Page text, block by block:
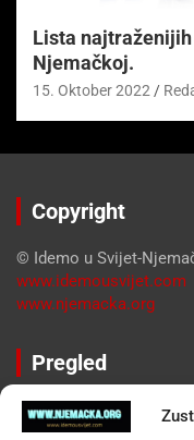
Lista
Njemačkoj.
15. Oktober 2022
Copyright
© Idemo u Svijet-
www.idemousvijet.com
www.njemacka.org
Pregled
Impressum
Datenschutzerklärung